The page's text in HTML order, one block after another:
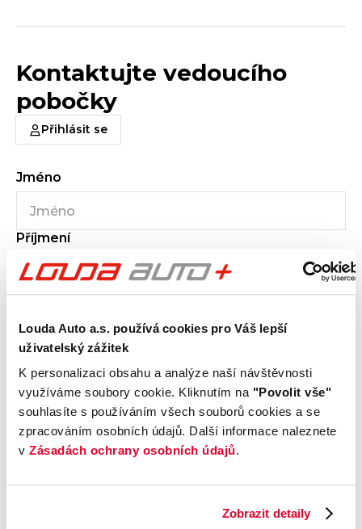
Louda Auto a.s. používá cookies pro Váš lepší
uživatelský zážitek
K personalizaci obsahu a analýze naší návštěvnosti
využíváme soubory cookie. Kliknutím na "Povolit vše"
souhlasíte s používáním všech souborů cookies a se
zpracováním osobních údajů. Další informace naleznete
v Zásadách ochrany osobních údajů.
Zobrazit detaily
Kontaktujte vedoucího
pobočky
Přihlásit se
Jméno
Příjmení
E-mail
Telefon